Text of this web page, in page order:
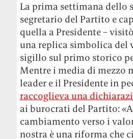
La prima settimana dello
segretario del Partito e
quella a Presidente –
una replica simbolica del
sigillo sul primo storico
Mentre i media di mezzo
leader e il Presidente in
raccoglieva una
ai burocrati del Partito:
cambiamento verso i
nostra è una riforma che